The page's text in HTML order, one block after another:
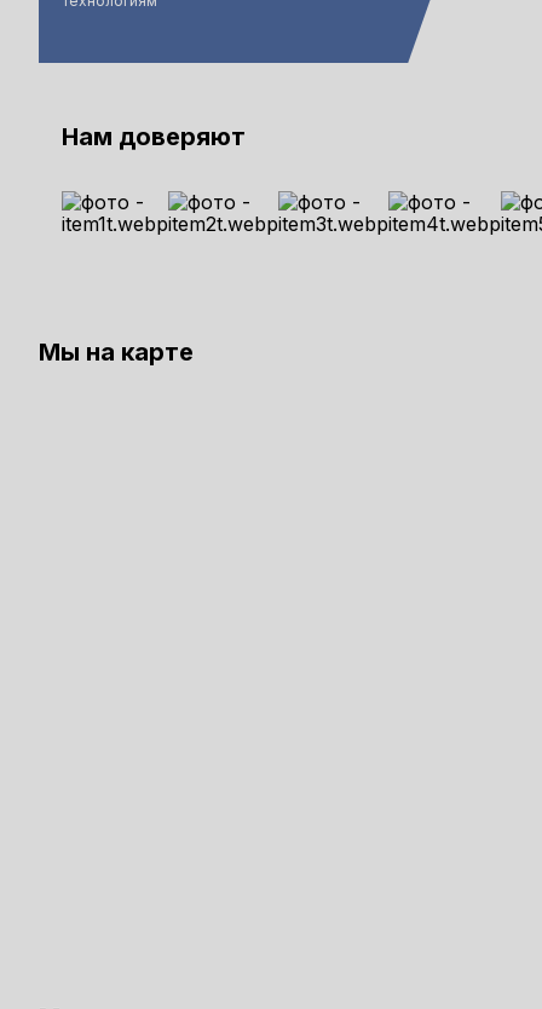
Нам доверяют
Мы на карте